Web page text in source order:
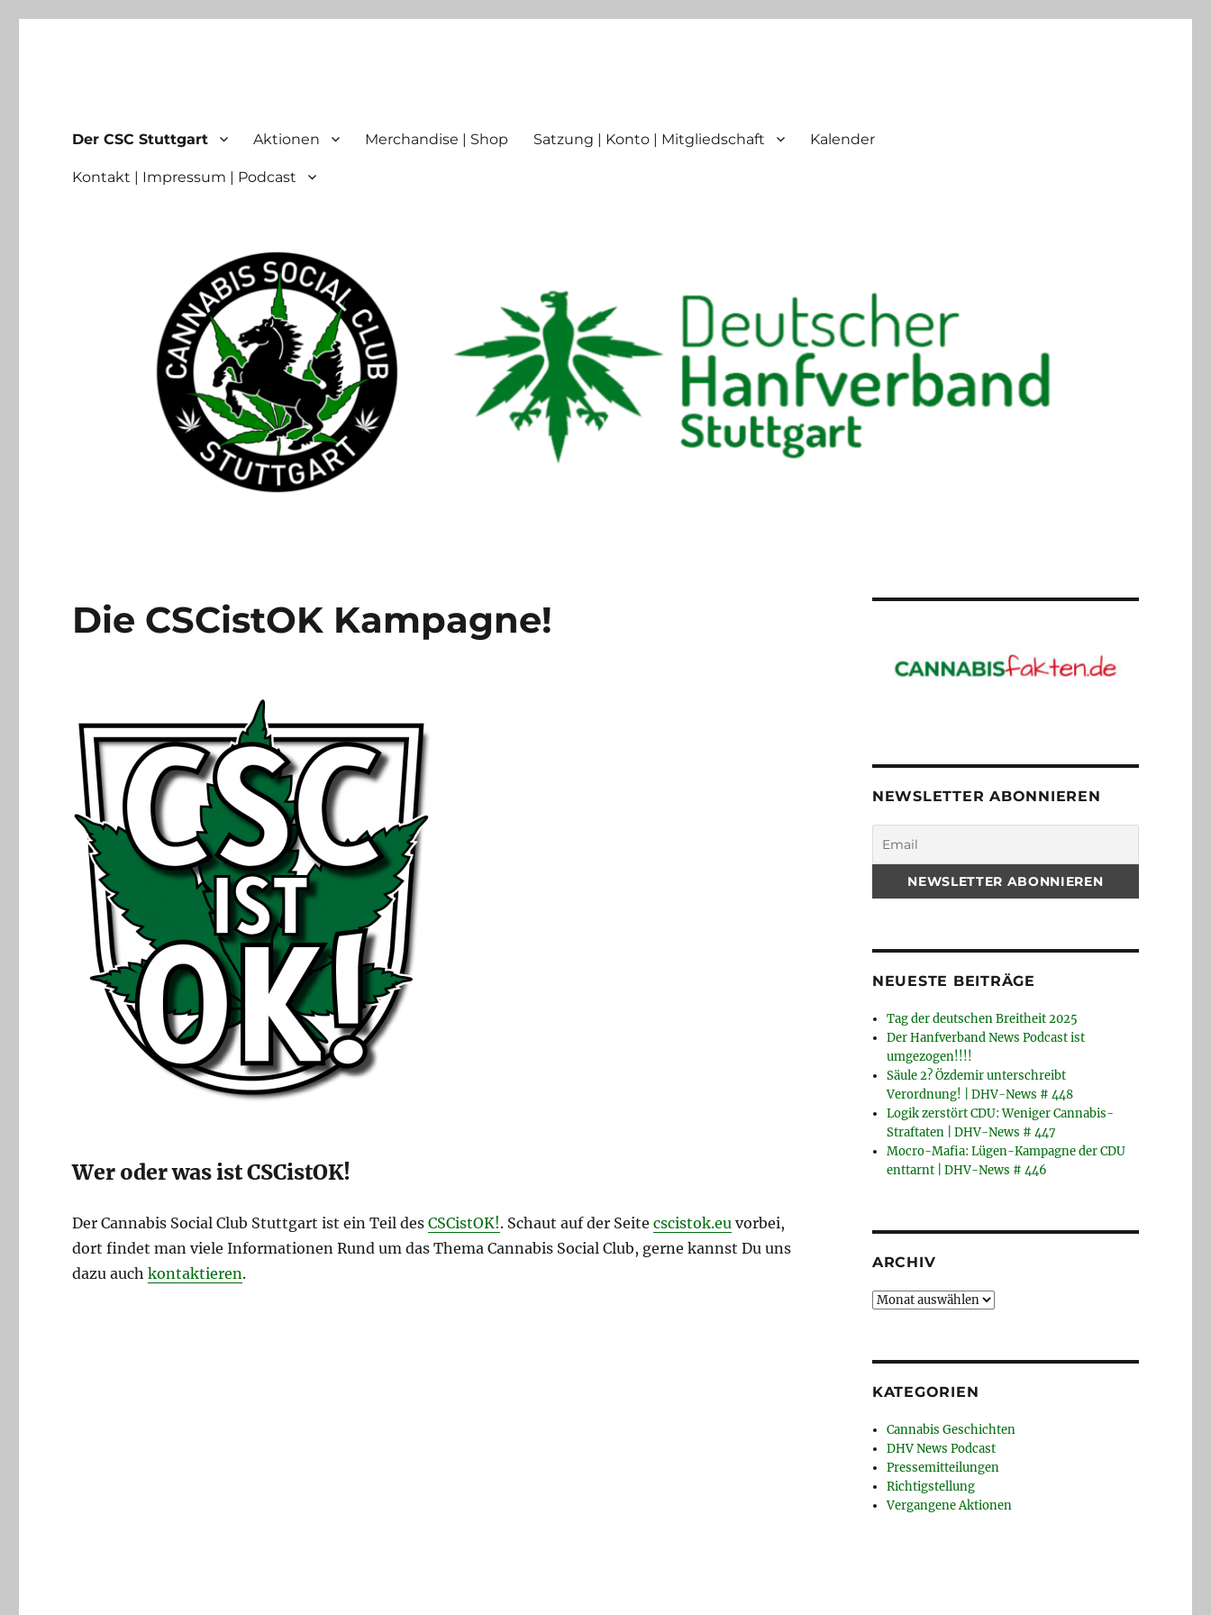
Der CSC Stuttgart Aktionen Merchandise | Shop Satzung | Konto | Mitgliedschaft Kalender
Kontakt | Impressum | Podcast
Die CSCistOK Kampagne!
Wer oder was ist CSCistOK!
Der Cannabis Social Club Stuttgart ist ein Teil desCSCistOK!. Schaut auf der Seitecscistok.eu vorbei,
dort findet man viele Informationen Rund um das Thema Cannabis Social Club, gerne kannst Du uns
dazu auchkontaktieren.
NEWSLETTER ABONNIEREN
NEUESTE BEITRÄGE
Tag der deutschen Breitheit 2025
Der Hanfverband News Podcast ist
umgezogen!!!!
Säule 2? Özdemir unterschreibt
Verordnung! | DHV-News # 448
Logik zerstört CDU: Weniger Cannabis-
Straftaten | DHV-News # 447
Mocro-Mafia: Lügen-Kampagne der CDU
enttarnt | DHV-News # 446
ARCHIV
Archiv
KATEGORIEN
Cannabis Geschichten
DHV News Podcast
Pressemitteilungen
Richtigstellung
Vergangene Aktionen